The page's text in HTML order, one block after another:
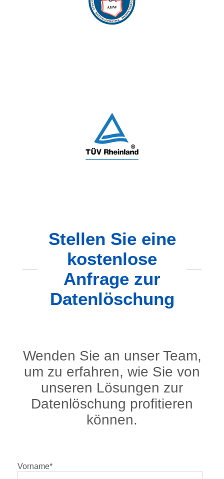
Stellen Sie eine
kostenlose
Anfrage zur
Datenlöschung
Wenden Sie an unser Team,
um zu erfahren, wie Sie von
unseren Lösungen zur
Datenlöschung profitieren
können.
Vorname*